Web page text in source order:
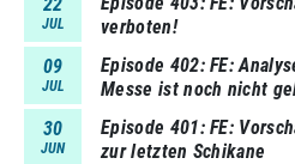
JUL
verboten!
09
JUL
Episode 402 FE:
Messe ist noch nicht
30
JUN
Episode 401 FE:
zur letzten Schikane